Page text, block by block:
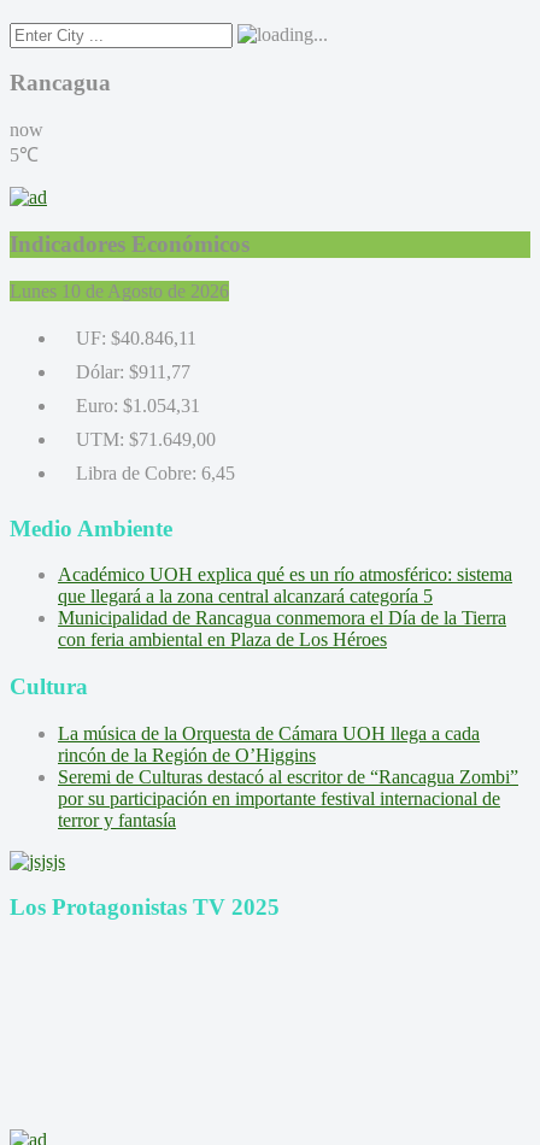
Rancagua
now
5℃
Indicadores Económicos
Lunes 10 de Agosto de 2026
UF: $40.846,11
Dólar: $911,77
Euro: $1.054,31
UTM: $71.649,00
Libra de Cobre: 6,45
Medio Ambiente
Académico UOH explica qué es un río atmosférico: sistema
que llegará a la zona central alcanzará categoría 5
Municipalidad de Rancagua conmemora el Día de la Tierra
con feria ambiental en Plaza de Los Héroes
Cultura
La música de la Orquesta de Cámara UOH llega a cada
rincón de la Región de O’Higgins
Seremi de Culturas destacó al escritor de “Rancagua Zombi”
por su participación en importante festival internacional de
terror y fantasía
Los Protagonistas TV 2025